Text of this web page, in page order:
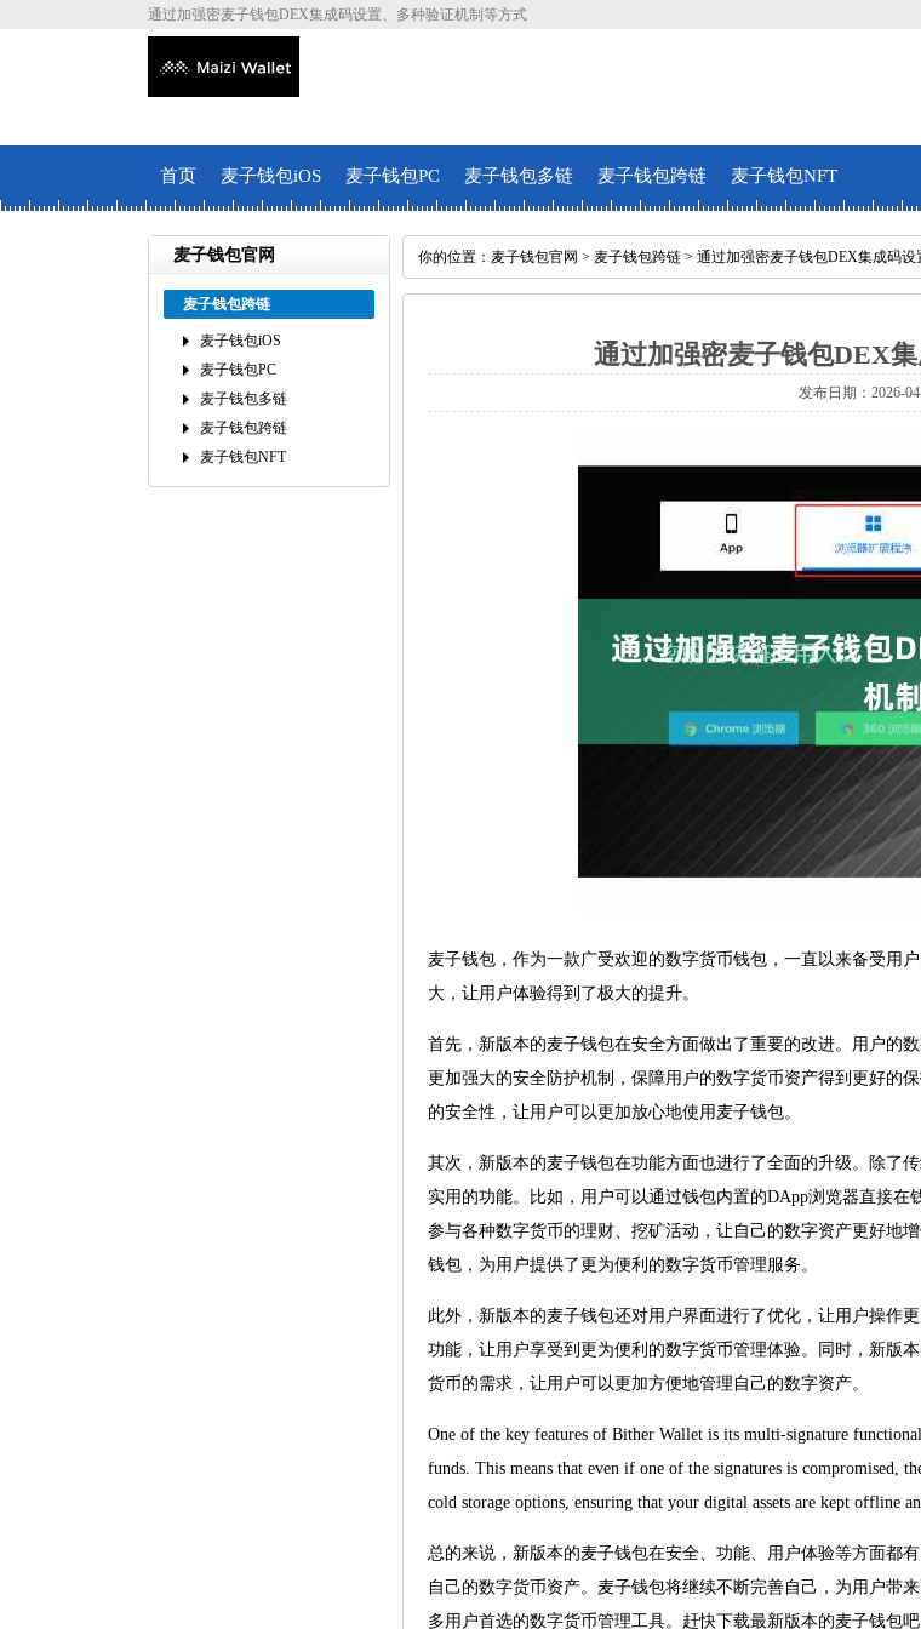
通过加强密麦子钱包DEX集成码设置、多种验证机制等方式
首页 麦子钱包iOS 麦子钱包PC 麦子钱包多链 麦子钱包跨链 麦子钱包NFT
麦子钱包官网
麦子钱包跨链
麦子钱包iOS
麦子钱包PC
麦子钱包多链
麦子钱包跨链
麦子钱包NFT
你的位置： 麦子钱包官网 > 麦子钱包跨链 > 通过加强密麦子钱包DEX集成码
通过加强密麦子钱包DEX
发布日期：2026-
麦子钱包，作为一款广受欢迎的数字货币钱包，一直以来备受用
大，让用户体验得到了极大的提升。
首先，新版本的麦子钱包在安全方面做出了重要的改进。用户的
更加强大的安全防护机制，保障用户的数字货币资产得到更好的
的安全性，让用户可以更加放心地使用麦子钱包。
其次，新版本的麦子钱包在功能方面也进行了全面的升级。除了
实用的功能。比如，用户可以通过钱包内置的DApp浏览器直接
参与各种数字货币的理财、挖矿活动，让自己的数字资产更好地
钱包，为用户提供了更为便利的数字货币管理服务。
此外，新版本的麦子钱包还对用户界面进行了优化，让用户操作
功能，让用户享受到更为便利的数字货币管理体验。同时，新版
货币的需求，让用户可以更加方便地管理自己的数字资产。
One of the key features of Bither Wallet is its multi-signature
funds. This means that even if one of the signatures is compromised,
cold storage options, ensuring that your digital assets are kept offline
总的来说，新版本的麦子钱包在安全、功能、用户体验等方面都
自己的数字货币资产。麦子钱包将继续不断完善自己，为用户带
多用户首选的数字货币管理工具。赶快下载最新版本的麦子钱包